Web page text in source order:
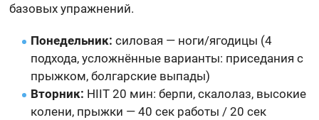
базовых упражнений.
Понедельник: силовая — ноги/ягодицы (4
подхода, усложнённые варианты: приседания с
прыжком, болгарские выпады)
Вторник: HIIT 20 мин: берпи, скалолаз, высокие
колени, прыжки — 40 сек работы / 20 сек